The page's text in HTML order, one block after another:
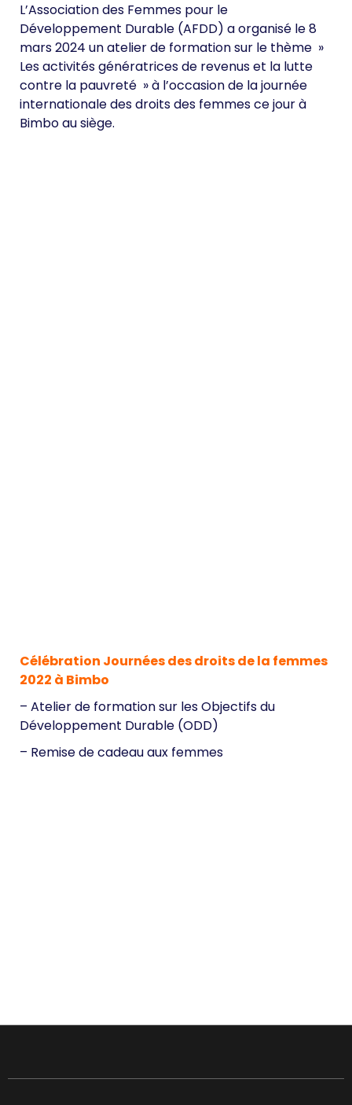
L’Association des Femmes pour le
Développement Durable (AFDD) a organisé le 8
mars 2024 un atelier de formation sur le thème »
Les activités génératrices de revenus et la lutte
contre la pauvreté » à l’occasion de la journée
internationale des droits des femmes ce jour à
Bimbo au siège.
Célébration Journées des droits de la femmes
2022 à Bimbo
– Atelier de formation sur les Objectifs du
Développement Durable (ODD)
– Remise de cadeau aux femmes